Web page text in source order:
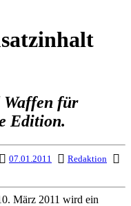
Waffen für
Edition.
07.01.2011
Redaktion
März 2011 wird ein